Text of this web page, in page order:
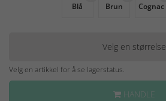
Blå
Brun Cognac
Velg en størrelse
Velg en artikkel for å se lagerstatus.
HANDLE